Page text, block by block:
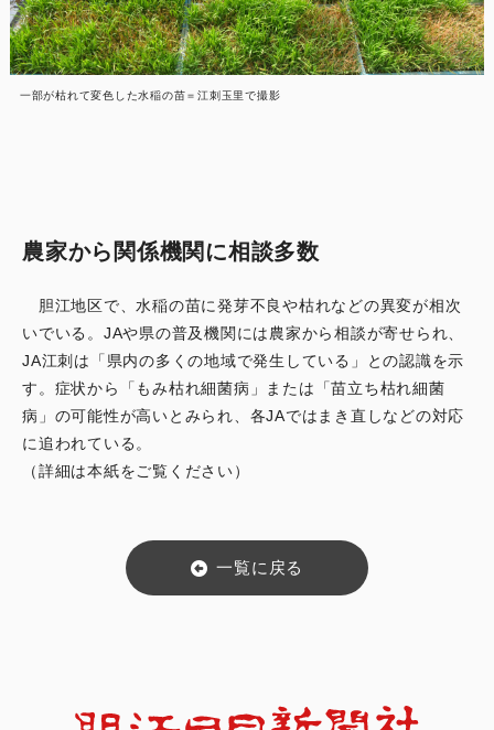
一部が枯れて変色した水稲の苗＝江刺玉里で撮影
農家から関係機関に相談多数
胆江地区で、水稲の苗に発芽不良や枯れなどの異変が相次
いでいる。JAや県の普及機関には農家から相談が寄せられ、
JA江刺は「県内の多くの地域で発生している」との認識を示
す。症状から「もみ枯れ細菌病」または「苗立ち枯れ細菌
病」の可能性が高いとみられ、各JAではまき直しなどの対応
に追われている。
（詳細は本紙をご覧ください）
一覧に戻る